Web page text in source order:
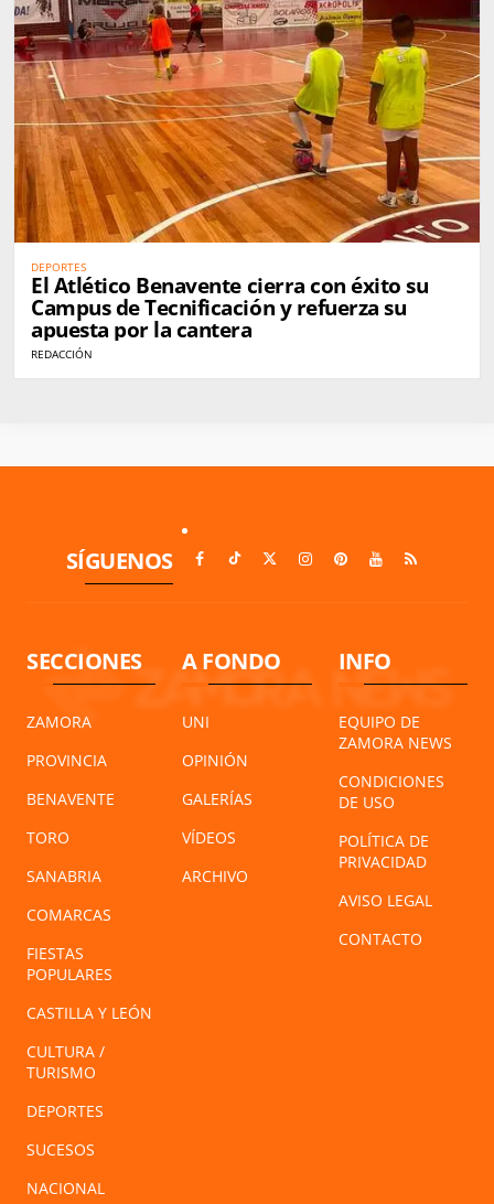
DEPORTES
El Atlético Benavente cierra con éxito su
Campus de Tecnificación y refuerza su
apuesta por la cantera
REDACCIÓN
SÍGUENOS
SECCIONES
ZAMORA
PROVINCIA
BENAVENTE
TORO
SANABRIA
COMARCAS
FIESTAS
POPULARES
CASTILLA Y LEÓN
CULTURA /
TURISMO
DEPORTES
SUCESOS
NACIONAL
A FONDO
UNI
OPINIÓN
GALERÍAS
VÍDEOS
ARCHIVO
INFO
EQUIPO DE
ZAMORA NEWS
CONDICIONES
DE USO
POLÍTICA DE
PRIVACIDAD
AVISO LEGAL
CONTACTO